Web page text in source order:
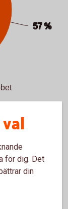
57 %
57 %
på?
under
för dig. Det
din